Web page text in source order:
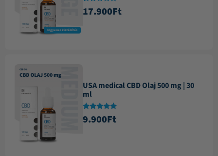
Ingyenes kiszállítás
Értékelés:
4.87
17.900Ft
USA medical CBD Olaj 500 mg | 30
ml
Értékelés:
4.84
9.900Ft